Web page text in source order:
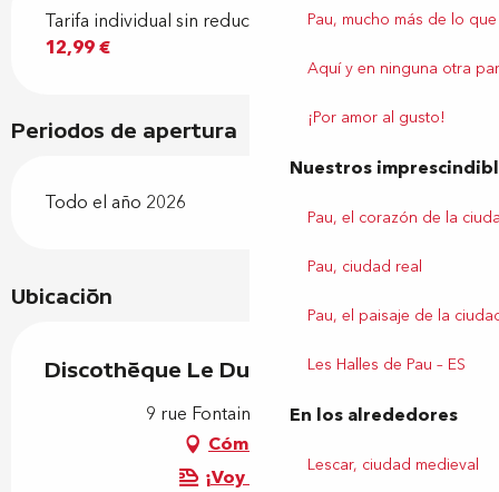
Pau, mucho más de lo
Aquí y en ninguna otra
¡Por amor al gusto!
Nuestros
Pau, el corazón de la
Pau, ciudad real
Pau, el paisaje de la
Les Halles de Pau – ES
En los alrededores
Lescar, ciudad medieval
Tarifa individual sin reducción
12,99 €
Periodos de apertura
Todo el año 2026
Ubicación
Discothèque Le Durango
9 rue Fontaine, 64000 Pau
Cómo llegar
¡Voy en tren!